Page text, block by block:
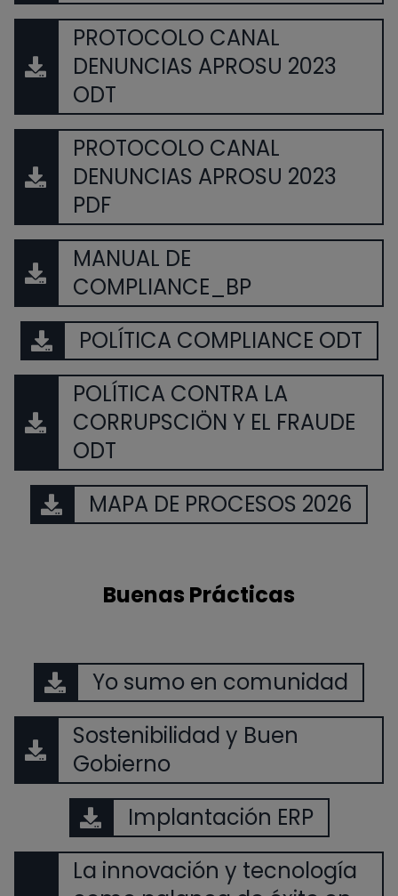
PROTOCOLO CANAL
DENUNCIAS APROSU 2023
ODT
PROTOCOLO CANAL
DENUNCIAS APROSU 2023
PDF
MANUAL DE
COMPLIANCE_BP
POLÍTICA COMPLIANCE ODT
POLÍTICA CONTRA LA
CORRUPSCIÖN Y EL FRAUDE
ODT
MAPA DE PROCESOS 2026
Buenas Prácticas
Yo sumo en comunidad
Sostenibilidad y Buen
Gobierno
Implantación ERP
La innovación y tecnología